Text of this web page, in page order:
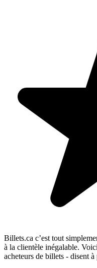
Billets.ca c’est tout
à la clientèle inégalable.
acheteurs de billets - disent